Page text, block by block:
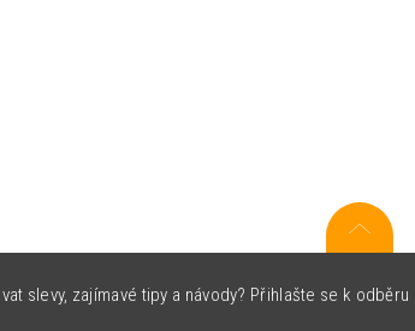
slevy, zajímavé tipy a návody? Přihlašte se k odběru